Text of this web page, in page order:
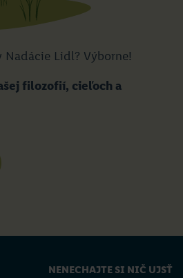
Lidl? Výborne!
filozofií, cieľoch a
NENECHAJTE SI NIČ UJSŤ